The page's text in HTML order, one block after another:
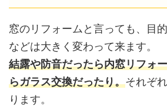
窓のリフォームと言っても、目
などは大きく変わって来ます。
結露や防音だったら内窓リフォ
らガラス交換だったり。それぞ
ります。